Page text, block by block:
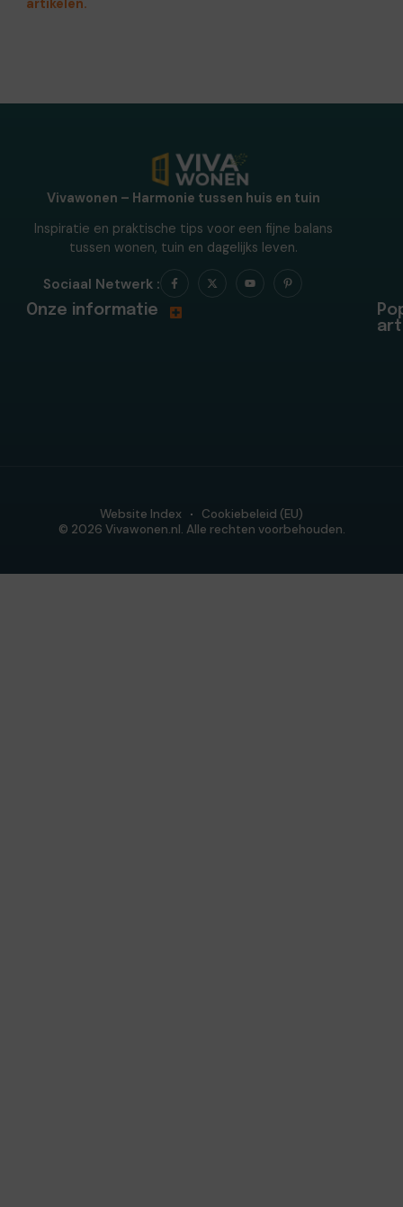
artikelen.
Vivawonen – Harmonie tussen huis en tuin
Inspiratie en praktische tips voor een fijne balans
tussen wonen, tuin en dagelijks leven.
Sociaal Netwerk :
Onze informatie
© 2026 Vivawonen.nl. Alle rechten voorbehouden.
Website Index Cookiebeleid (EU)